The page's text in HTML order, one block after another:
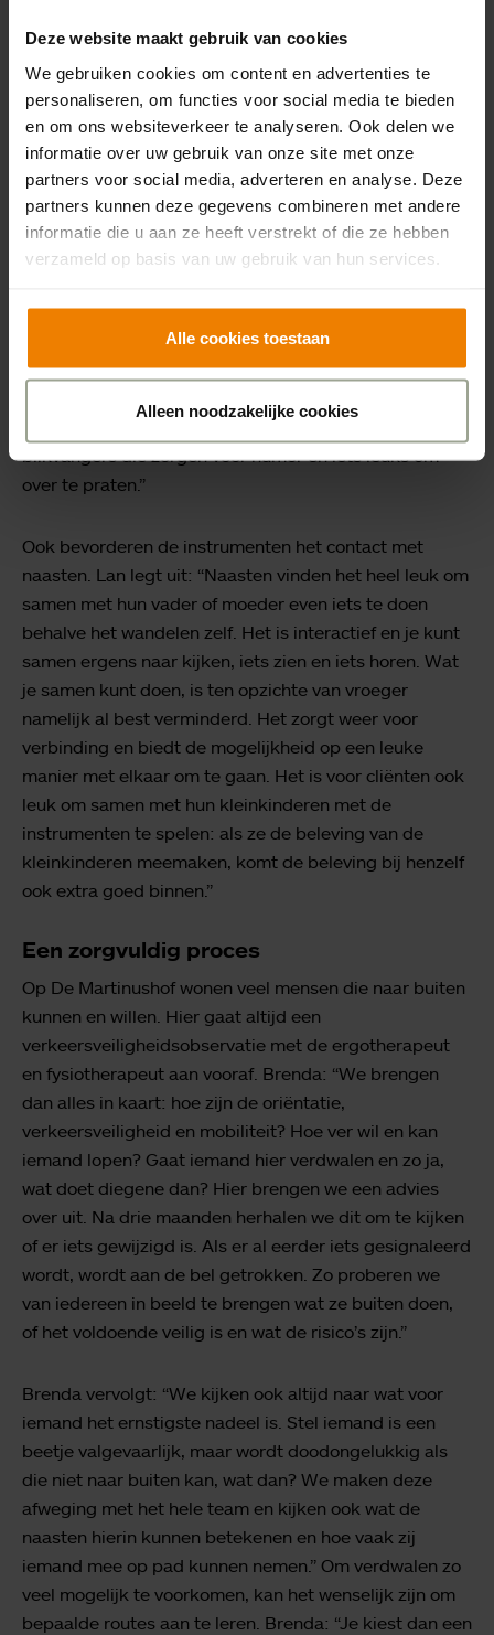
Deze website maakt gebruik van cookies
We gebruiken cookies om content en advertenties te
personaliseren, om functies voor social media te bieden
en om ons websiteverkeer te analyseren. Ook delen we
informatie over uw gebruik van onze site met onze
partners voor social media, adverteren en analyse. Deze
partners kunnen deze gegevens combineren met andere
informatie die u aan ze heeft verstrekt of die ze hebben
verzameld op basis van uw gebruik van hun services.
Alle cookies toestaan
Alleen noodzakelijke cookies
rustplek. We hebben ook een insectenhuisje geplaatst
en gelet op welke bloemen en planten we hebben
geplant, zodat er het hele jaar door iets bloeit en geurt
op de route. Niet alleen de beleefinstrumenten bieden
zo een fijne beleving en een herkenningspunt, maar
ook de kleinere elementen.”
Humor en verbinding
beleefinstrumenten. Iedereen gaat er wel even mee
bezig of kijkt ernaar. Brenda: “We horen terug dat het
terrein aan de voorkant een grote meerwaarde heeft en
beleefinstrumenten iets doen: het zijn echte
blikvangers die zorgen voor humor en iets leuks om
over te praten.”
Ook bevorderen de instrumenten het contact met
naasten. Lan legt uit: “Naasten vinden het heel leuk om
samen met hun vader of moeder even iets te doen
behalve het wandelen zelf. Het is interactief en je kunt
samen ergens naar kijken, iets zien en iets horen. Wat
je samen kunt doen, is ten opzichte van vroeger
namelijk al best verminderd. Het zorgt weer voor
verbinding en biedt de mogelijkheid op een leuke
manier met elkaar om te gaan. Het is voor cliënten ook
leuk om samen met hun kleinkinderen met de
instrumenten te spelen: als ze de beleving van de
kleinkinderen meemaken, komt de beleving bij henzelf
ook extra goed binnen.”
Een zorgvuldig proces
Op De Martinushof wonen veel mensen die naar buiten
kunnen en willen. Hier gaat altijd een
verkeersveiligheidsobservatie met de ergotherapeut
en fysiotherapeut aan vooraf. Brenda: “We brengen
dan alles in kaart: hoe zijn de oriëntatie,
verkeersveiligheid en mobiliteit? Hoe ver wil en kan
iemand lopen? Gaat iemand hier verdwalen en zo ja,
wat doet diegene dan? Hier brengen we een advies
over uit. Na drie maanden herhalen we dit om te kijken
of er iets gewijzigd is. Als er al eerder iets gesignaleerd
wordt, wordt aan de bel getrokken. Zo proberen we
van iedereen in beeld te brengen wat ze buiten doen,
of het voldoende veilig is en wat de risico’s zijn.”
Brenda vervolgt: “We kijken ook altijd naar wat voor
iemand het ernstigste nadeel is. Stel iemand is een
beetje valgevaarlijk, maar wordt doodongelukkig als
die niet naar buiten kan, wat dan? We maken deze
afweging met het hele team en kijken ook wat de
naasten hierin kunnen betekenen en hoe vaak zij
iemand mee op pad kunnen nemen.” Om verdwalen zo
veel mogelijk te voorkomen, kan het wenselijk zijn om
bepaalde routes aan te leren. Brenda: “Je kiest dan een